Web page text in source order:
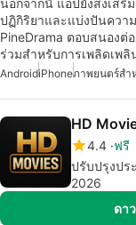
นอกจากนี้ แอปยังส่งเส
ปฏิกิริยาและแบ่งปันควา
PineDrama ตอบสนอง
ร่วมสำหรับการเพลิดเพ
AndroidiPhoneภาพยนตร์สำ
HD
4.4 ฟรี
ปรับปรุงปร
2026
ดา